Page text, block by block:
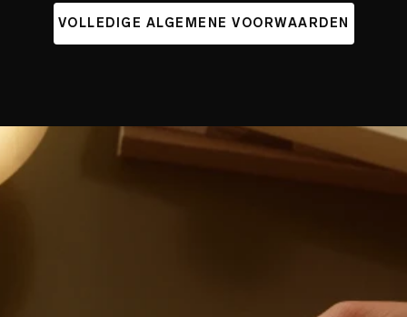
VOLLEDIGE ALGEMENE VOORWAARDEN